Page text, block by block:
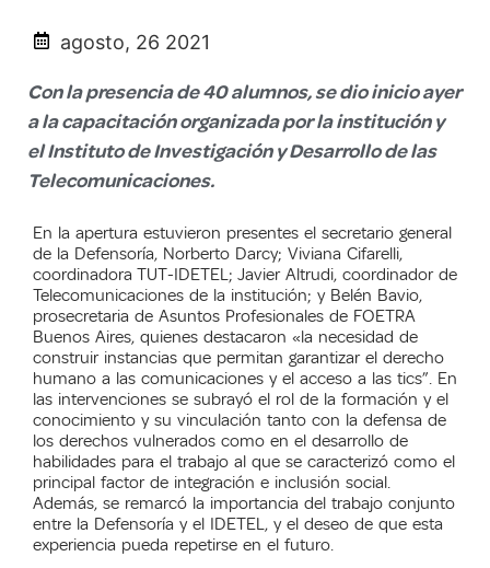
agosto, 26 2021
Con la presencia de 40 alumnos, se dio inicio ayer
a la capacitación organizada por la institución y
el Instituto de Investigación y Desarrollo de las
Telecomunicaciones.
En la apertura estuvieron presentes el secretario general
de la Defensoría, Norberto Darcy; Viviana Cifarelli,
coordinadora TUT-IDETEL; Javier Altrudi, coordinador de
Telecomunicaciones de la institución; y Belén Bavio,
prosecretaria de Asuntos Profesionales de FOETRA
Buenos Aires, quienes destacaron «la necesidad de
construir instancias que permitan garantizar el derecho
humano a las comunicaciones y el acceso a las tics”. En
las intervenciones se subrayó el rol de la formación y el
conocimiento y su vinculación tanto con la defensa de
los derechos vulnerados como en el desarrollo de
habilidades para el trabajo al que se caracterizó como el
principal factor de integración e inclusión social.
Además, se remarcó la importancia del trabajo conjunto
entre la Defensoría y el IDETEL, y el deseo de que esta
experiencia pueda repetirse en el futuro.